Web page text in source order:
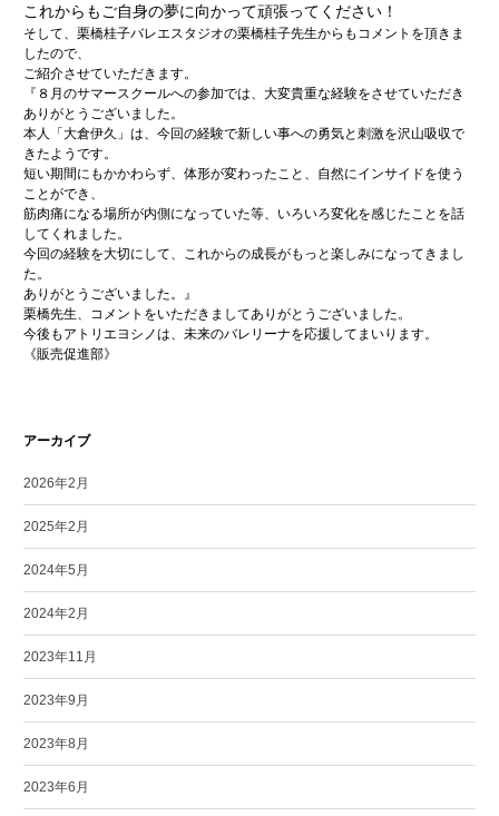
これからもご自身の夢に向かって頑張ってください！
そして、栗橋桂子バレエスタジオの栗橋桂子先生からもコメントを頂きま
したので、
ご紹介させていただきます。
『８月のサマースクールへの参加では、大変貴重な経験をさせていただき
ありがとうございました。
本人「大倉伊久」は、今回の経験で新しい事への勇気と刺激を沢山吸収で
きたようです。
短い期間にもかかわらず、体形が変わったこと、自然にインサイドを使う
ことができ、
筋肉痛になる場所が内側になっていた等、いろいろ変化を感じたことを話
してくれました。
今回の経験を大切にして、これからの成長がもっと楽しみになってきまし
た。
ありがとうございました。』
栗橋先生、コメントをいただきましてありがとうございました。
今後もアトリエヨシノは、未来のバレリーナを応援してまいります。
《販売促進部》
アーカイブ
2026年2月
2025年2月
2024年5月
2024年2月
2023年11月
2023年9月
2023年8月
2023年6月